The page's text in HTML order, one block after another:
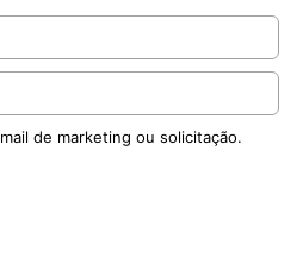
de marketing ou solicitação.